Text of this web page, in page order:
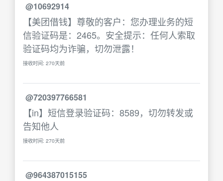
@10692914
【美团借钱】尊敬的客户：您办理业务的短
信验证码是：2465。安全提示：任何人索取
验证码均为诈骗，切勿泄露！
接收时间: 270天前
@720397766581
【in】短信登录验证码：8589，切勿转发或
告知他人
接收时间: 270天前
@964387015155